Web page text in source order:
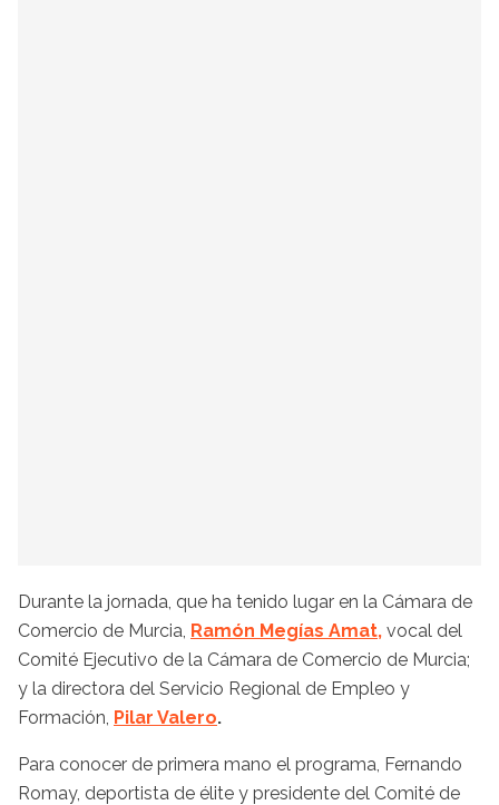
Durante la jornada, que ha tenido lugar en la Cámara de
Comercio de Murcia, Ramón Megías Amat, vocal del
Comité Ejecutivo de la Cámara de Comercio de Murcia;
y la directora del Servicio Regional de Empleo y
Formación, Pilar Valero.
Para conocer de primera mano el programa, Fernando
Romay, deportista de élite y presidente del Comité de